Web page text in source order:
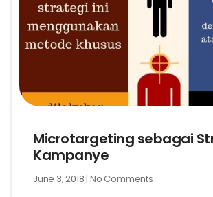
Microtargeting sebagai
Kampanye
June 3, 2018 No Comments